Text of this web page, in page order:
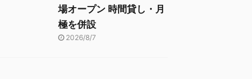
場オープン 時間貸し・月
極を併設
2026/8/7